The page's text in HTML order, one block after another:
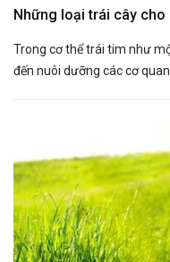
Những loại trái cây cho
Trong cơ thể trái tim như
đến nuôi dưỡng các cơ